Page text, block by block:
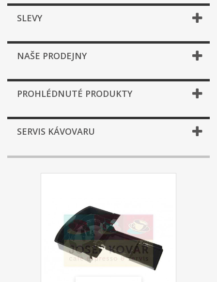
SLEVY
NAŠE PRODEJNY
PROHLÉDNUTÉ PRODUKTY
SERVIS KÁVOVARU